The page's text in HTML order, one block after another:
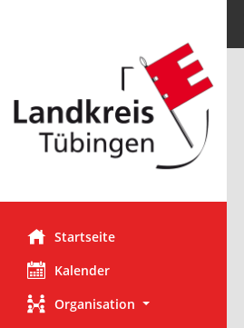
Startseite
Kalender
Organisation